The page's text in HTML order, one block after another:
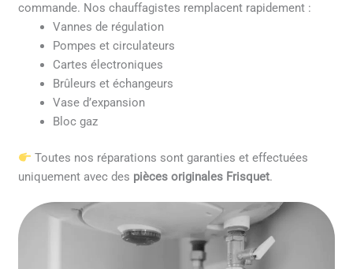
commande. Nos chauffagistes remplacent rapidement :
Vannes de régulation
Pompes et circulateurs
Cartes électroniques
Brûleurs et échangeurs
Vase d’expansion
Bloc gaz
Toutes nos réparations sont garanties et effectuées
uniquement avec des pièces originales Frisquet.